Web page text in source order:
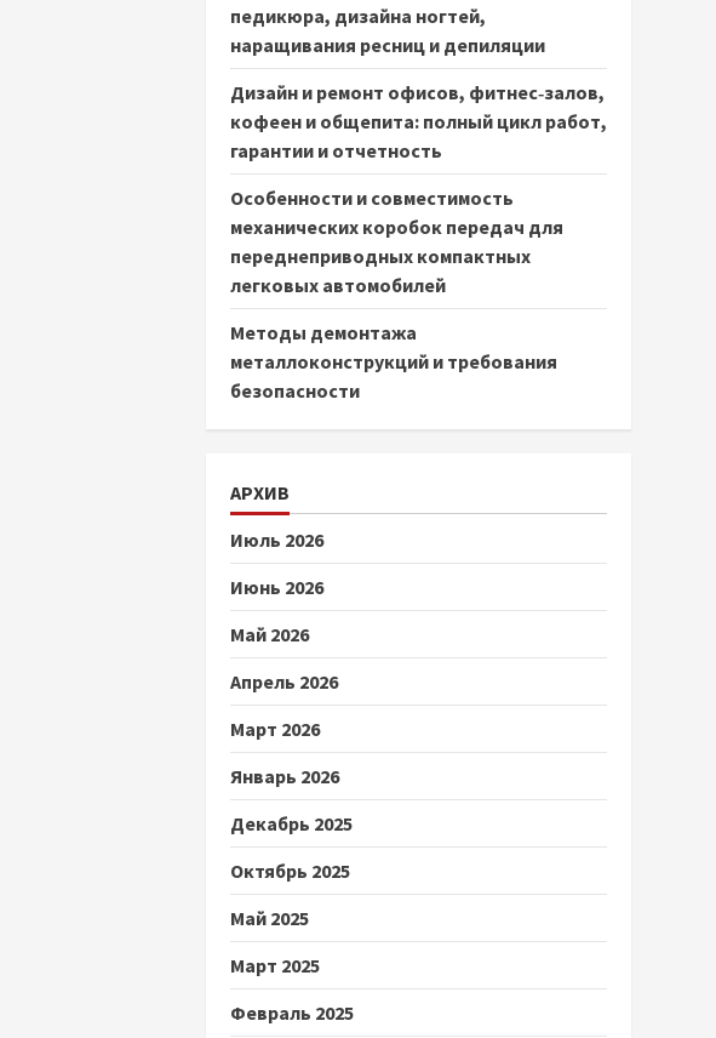
педикюра, дизайна ногтей,
наращивания ресниц и депиляции
Дизайн и ремонт офисов, фитнес‑залов,
кофеен и общепита: полный цикл работ,
гарантии и отчетность
Особенности и совместимость
механических коробок передач для
переднеприводных компактных
легковых автомобилей
Методы демонтажа
металлоконструкций и требования
безопасности
АРХИВ
Июль 2026
Июнь 2026
Май 2026
Апрель 2026
Март 2026
Январь 2026
Декабрь 2025
Октябрь 2025
Май 2025
Март 2025
Февраль 2025